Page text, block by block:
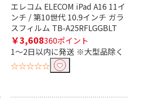
エレコム ELECOM iPad A16 11イ
ンチ / 第10世代 10.9インチ ガラ
スフィルム TB-A25RFLGGBLT
￥3,608360ポイント
1～2日以内に発送 ※大型品除く
☆☆☆☆☆